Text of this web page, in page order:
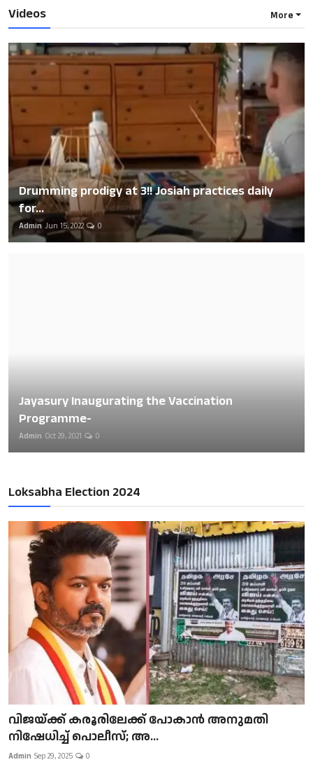
Videos More
Drumming prodigy at 3!! Josiah practices daily
for...
Admin Jun 15, 2022 0
Jayasury Inaugurating the Vaccination
Programme-
Admin Oct 29, 2021 0
Loksabha Election 2024
വിജയ്ക്ക് കരൂരിലേക്ക് പോകാൻ അനുമതി
നിഷേധിച്ച് പൊലീസ്; അ...
Admin Sep 29, 2025 0